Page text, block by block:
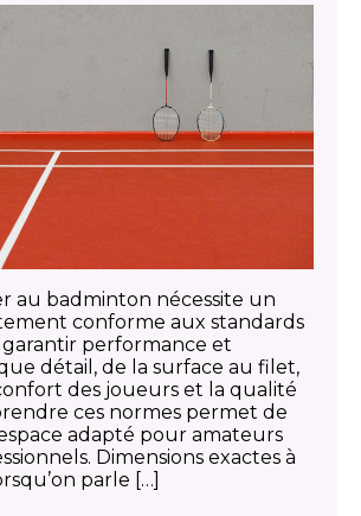
au badminton nécessite un
conforme aux standards
performance et
détail, de la surface au filet,
des joueurs et la qualité
ces normes permet de
adapté pour amateurs
Dimensions exactes à
parle […]